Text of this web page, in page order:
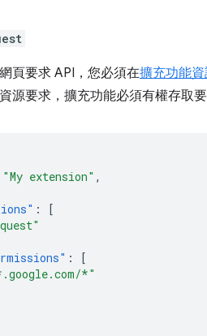
頁要求 API，您必須在擴充功能
源要求，擴充功能必須有權存取
"My extension" ,
:
[
:
[
*"